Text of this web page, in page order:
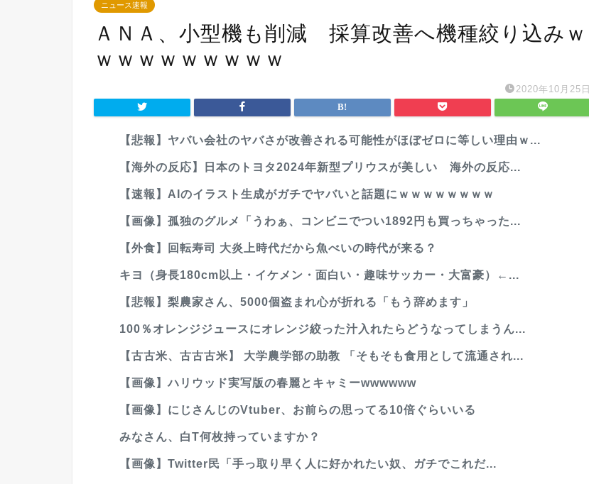
ニュース速報
ＡＮＡ、小型機も削減 採算改善へ機種絞り込みｗ
ｗｗｗｗｗｗｗｗｗ
2020年10月25日
【悲報】ヤバい会社のヤバさが改善される可能性がほぼゼロに等しい理由ｗ...
【海外の反応】日本のトヨタ2024年新型プリウスが美しい 海外の反応...
【速報】AIのイラスト生成がガチでヤバいと話題にｗｗｗｗｗｗｗｗ
【画像】孤独のグルメ「うわぁ、コンビニでつい1892円も買っちゃった...
【外食】回転寿司 大炎上時代だから魚べいの時代が来る？
キヨ（身長180cm以上・イケメン・面白い・趣味サッカー・大富豪）←...
【悲報】梨農家さん、5000個盗まれ心が折れる「もう辞めます」
100％オレンジジュースにオレンジ絞った汁入れたらどうなってしまうん...
【古古米、古古古米】 大学農学部の助教 「そもそも食用として流通され...
【画像】ハリウッド実写版の春麗とキャミーwwwwww
【画像】にじさんじのVtuber、お前らの思ってる10倍ぐらいいる
みなさん、白T何枚持っていますか？
【画像】Twitter民「手っ取り早く人に好かれたい奴、ガチでこれだ...